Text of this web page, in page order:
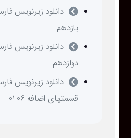
دانلود زیرنویس
یازدهم
دانلود زیرنویس
دوازدهم
دانلود زیرنویس
قسمتهای اضافه 06-01